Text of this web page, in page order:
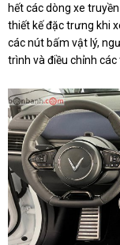
hết các dòng xe
thiết kế đặc trưng khi
các nút bấm vật lý,
trình và điều chỉnh